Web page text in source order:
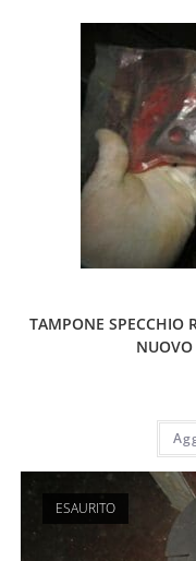
TAMPONE SPECCHIO
ESAURITO